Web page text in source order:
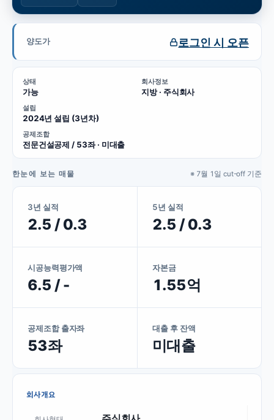
양도가 로그인 시 오픈
상태
가능
회사정보
지방 · 주식회사
설립
2024년 설립 (3년차)
공제조합
전문건설공제 / 53좌 · 미대출
한눈에 보는 매물 ※ 7월 1일 cut-off 기준
3년 실적
2.5 / 0.3
5년 실적
2.5 / 0.3
시공능력평가액
6.5 / -
자본금
1.55억
공제조합 출자좌
53좌
대출 후 잔액
미대출
회사개요